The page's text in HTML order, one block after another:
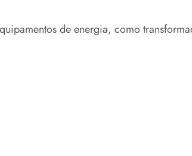
de energia, como